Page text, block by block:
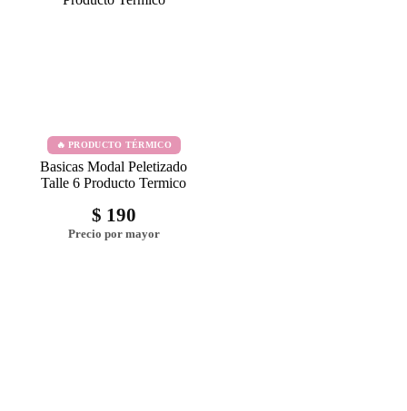
🔥 PRODUCTO TÉRMICO
Basicas Modal Peletizado
Talle 6 Producto Termico
$ 190